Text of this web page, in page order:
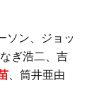
ソン、ジョッ
ぎ浩二、吉
、筒井亜由